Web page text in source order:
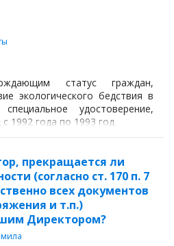
статус граждан,
экологического бедствия в
удостоверение,
1992 года по 1993 год.
прекращается ли
(согласно ст. 170 п. 7
всех документов
и т.п.)
Директором?